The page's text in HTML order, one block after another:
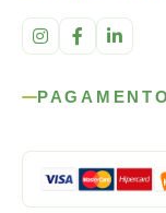
PAGAMENTO